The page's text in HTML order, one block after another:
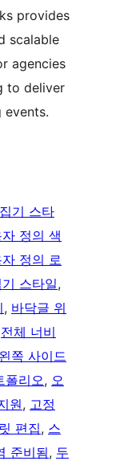
provides
scalable
agencies
to deliver
events.
기 스타
정의 색
정의 로
스타일
, 바닥글 위
전체 너비
왼쪽 사이드
폴리오, 오
원, 고정
편집, 스
준비됨, 두